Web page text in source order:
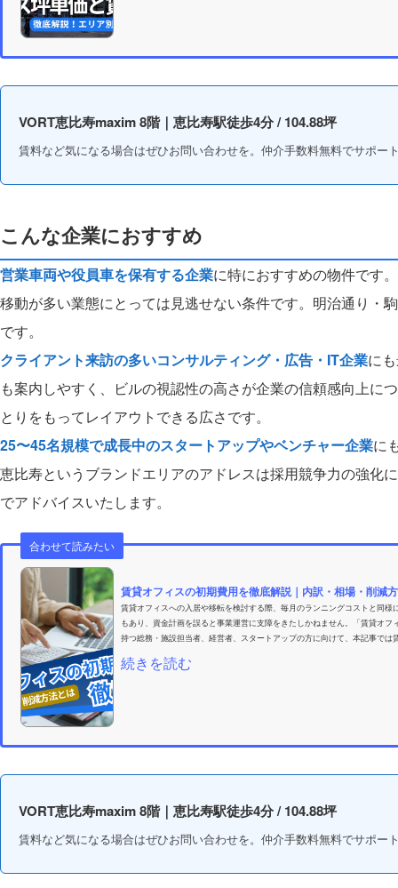
VORT恵比寿maxim 8階｜恵比寿駅徒歩4分 / 104.88坪
賃料など気になる場合はぜひお問い合わせを。仲介手数料無料でサポー
こんな企業におすすめ
営業車両や役員車を保有する企業に特におすすめの物件です
移動が多い業態にとっては見逃せない条件です。明治通り・
です。
クライアント来訪の多いコンサルティング・広告・IT企業に
も案内しやすく、ビルの視認性の高さが企業の信頼感向上
とりをもってレイアウトできる広さです。
25〜45名規模で成長中のスタートアップやベンチャー企業に
恵比寿というブランドエリアのアドレスは採用競争力の強化
でアドバイスいたします。
合わせて読みたい
賃貸オフィスの初期費用を徹底解説｜内訳・相場・削減
賃貸オフィスへの入居や移転を検討する際、毎月のランニングコストと同
もあり、資金計画を誤ると事業運営に支障をきたしかねません。「賃貸オ
持つ総務・施設担当者、経営者、スタートアップの方に向けて、本記事で
続きを読む
VORT恵比寿maxim 8階｜恵比寿駅徒歩4分 / 104.88坪
賃料など気になる場合はぜひお問い合わせを。仲介手数料無料でサポー